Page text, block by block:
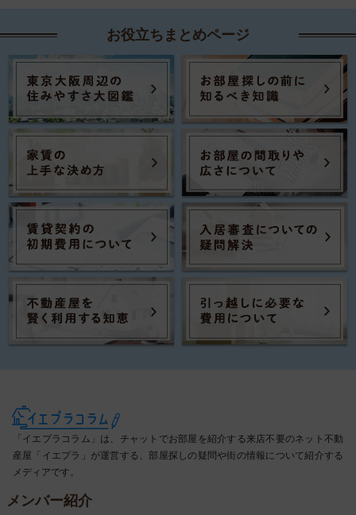
お役立ちまとめページ
「イエプラコラム」は、チャットでお部屋を紹介する来店不要のネット不動
産屋「イエプラ」が運営する、部屋探しの疑問や街の情報について紹介する
メディアです。
メンバー紹介